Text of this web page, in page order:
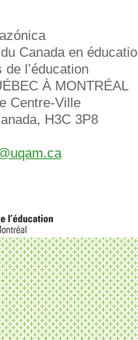
Canada en
l’éducation
À MONTRÉAL
Centre-Ville
H3C 3P8